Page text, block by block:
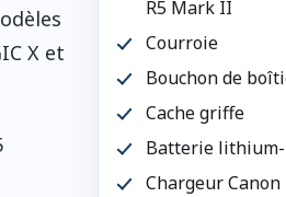
X et
R5 Mark II
Courroie
Bouchon de
Cache griffe
Batterie lithium-
Chargeur Canon